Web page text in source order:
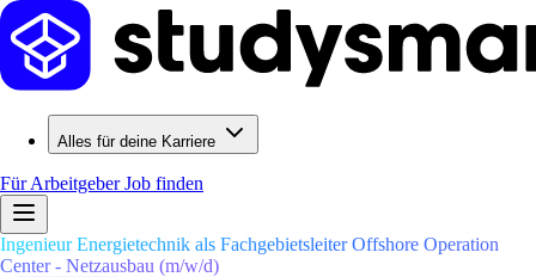
Alles für deine Karriere
Für ArbeitgeberJob finden
Ingenieur Energietechnik als Fachgebietsleiter Offshore Operation
Center - Netzausbau (m/w/d)